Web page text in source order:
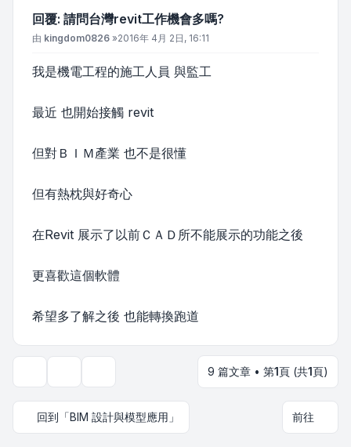
回覆: 請問台灣revit工作機會多嗎?
文章
由 kingdom0826 »2016年 4月 2日, 16:11
我是機電工程的施工人員 與監工
最近 也開始接觸 revit
但對ＢＩＭ產業 也不是很懂
但有熱枕與好奇心
在Revit 展示了以前ＣＡＤ所不能展示的功能之後
更喜歡這個軟體
希望多了解之後 也能轉換跑道
9 篇文章 • 第1頁 (共1頁)
回到「BIM 設計與模型應用」 前往